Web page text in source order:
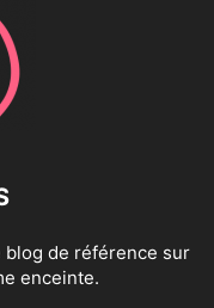
blog de référence sur
enceinte.